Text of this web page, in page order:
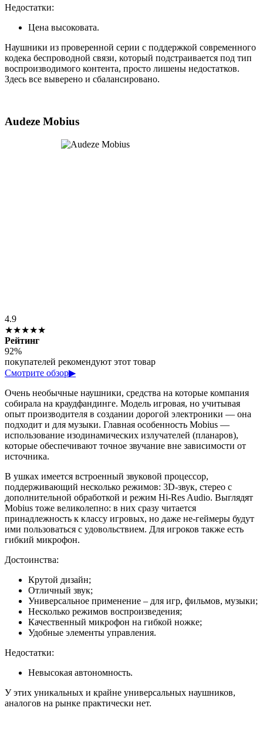
Недостатки:
Цена высоковата.
Наушники из проверенной серии с поддержкой современного
кодека беспроводной связи, который подстраивается под тип
воспроизводимого контента, просто лишены недостатков.
Здесь все выверено и сбалансировано.
Audeze Mobius
4.9
★★★★★
Рейтинг
92%
покупателей рекомендуют этот товар
Смотрите обзор▶
Очень необычные наушники, средства на которые компания
собирала на краудфандинге. Модель игровая, но учитывая
опыт производителя в создании дорогой электроники — она
подходит и для музыки. Главная особенность Mobius —
использование изодинамических излучателей (планаров),
которые обеспечивают точное звучание вне зависимости от
источника.
В ушках имеется встроенный звуковой процессор,
поддерживающий несколько режимов: 3D-звук, стерео с
дополнительной обработкой и режим Hi-Res Audio. Выглядят
Mobius тоже великолепно: в них сразу читается
принадлежность к классу игровых, но даже не-геймеры будут
ими пользоваться с удовольствием. Для игроков также есть
гибкий микрофон.
Достоинства:
Крутой дизайн;
Отличный звук;
Универсальное применение – для игр, фильмов, музыки;
Несколько режимов воспроизведения;
Качественный микрофон на гибкой ножке;
Удобные элементы управления.
Недостатки:
Невысокая автономность.
У этих уникальных и крайне универсальных наушников,
аналогов на рынке практически нет.